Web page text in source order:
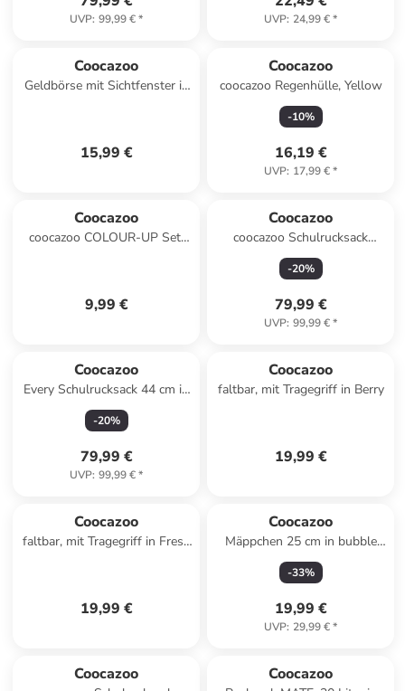
UVP: 99,99 €* UVP: 24,99 €*
Coocazoo
Geldbörse mit Sichtfenster in
15,99 €
Coocazoo
coocazoo Regenhülle, Yellow
-10%
16,19 €
UVP: 17,99 €*
Coocazoo
coocazoo COLOUR-UP Set,
9,99 €
Coocazoo
coocazoo Schulrucksack
EVERY, Crystal Waves
-20%
79,99 €
UVP: 99,99 €*
Coocazoo
Every Schulrucksack 44 cm in
Shadow Shift
-20%
79,99 €
UVP: 99,99 €*
Coocazoo
faltbar, mit Tragegriff in Berry
19,99 €
Coocazoo
faltbar, mit Tragegriff in Fresh
19,99 €
Coocazoo
Mäppchen 25 cm in bubble
dreams
-33%
19,99 €
UVP: 29,99 €*
Coocazoo Coocazoo